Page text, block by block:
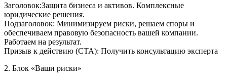
Заголовок:Защита бизнеса и активов. Комплексные
юридические решения.
Подзаголовок: Минимизируем риски, решаем споры и
обеспечиваем правовую безопасность вашей компании.
Работаем на результат.
Призыв к действию (CTA): Получить консультацию эксперта
2. Блок «Ваши риски»